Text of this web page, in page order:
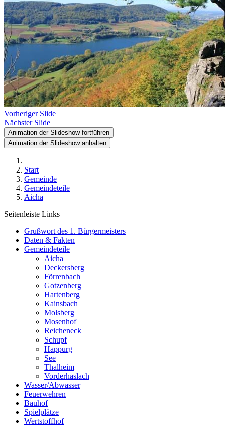
Vorheriger Slide
Nächster Slide
Animation der Slideshow fortführen
Animation der Slideshow anhalten
Start
Gemeinde
Gemeindeteile
Aicha
Seitenleiste Links
Grußwort des 1. Bürgermeisters
Daten & Fakten
Gemeindeteile
Aicha
Deckersberg
Förrenbach
Gotzenberg
Hartenberg
Kainsbach
Molsberg
Mosenhof
Reicheneck
Schupf
Happurg
See
Thalheim
Vorderhaslach
Wasser/Abwasser
Feuerwehren
Bauhof
Spielplätze
Wertstoffhof